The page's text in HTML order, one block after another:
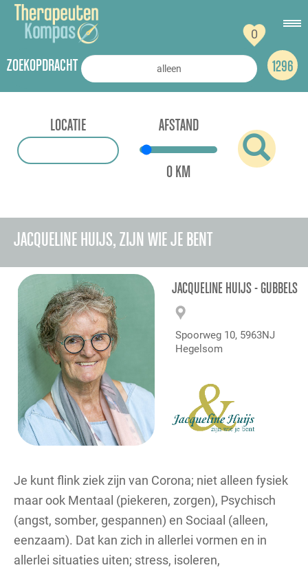
0
ZOEKOPDRACHT 1296
LOCATIE AFSTAND
0 KM
JACQUELINE HUIJS, ZIJN WIE JE BENT
JACQUELINE HUIJS - GUBBELS
Spoorweg 10, 5963NJ
Hegelsom
Je kunt flink ziek zijn van Corona; niet alleen fysiek
maar ook Mentaal (piekeren, zorgen), Psychisch
(angst, somber, gespannen) en Sociaal (alleen,
eenzaam). Dat kan zich in allerlei vormen en in
allerlei situaties uiten; stress, isoleren,